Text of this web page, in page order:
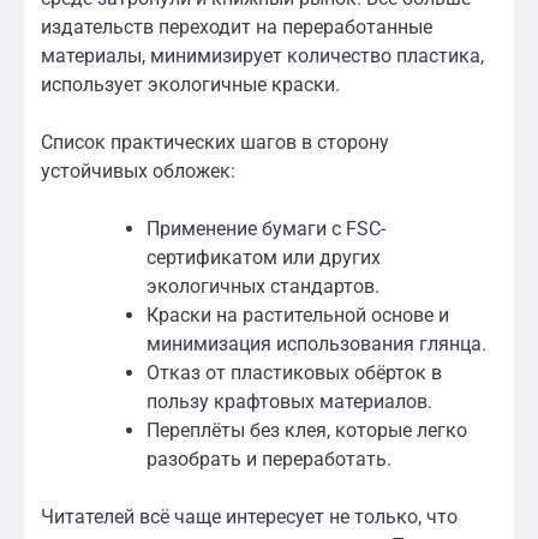
издательств переходит на переработанные
материалы, минимизирует количество пластика,
использует экологичные краски.
Список практических шагов в сторону
устойчивых обложек:
Применение бумаги с FSC-
сертификатом или других
экологичных стандартов.
Краски на растительной основе и
минимизация использования глянца.
Отказ от пластиковых обёрток в
пользу крафтовых материалов.
Переплёты без клея, которые легко
разобрать и переработать.
Читателей всё чаще интересует не только, что